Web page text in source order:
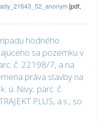
[pdf,
hodného
sa pozemku v
č. 22198/7, a na
práva stavby na
ú. Nivy, parc. č.
PLUS, a.s., so